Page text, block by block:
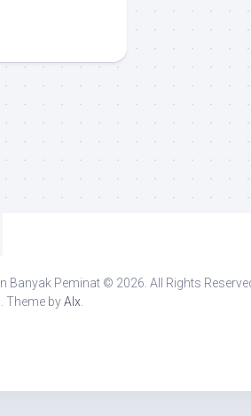
Banyak Peminat © 2026. All Rights
. Theme byAlx